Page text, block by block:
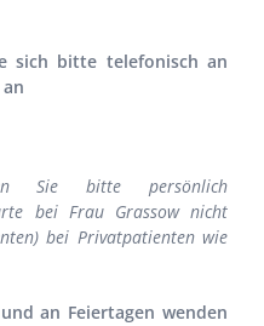
sich bitte telefonisch an
Sie bitte persönlich
bei Frau Grassow nicht
bei Privatpatienten wie
an Feiertagen wenden